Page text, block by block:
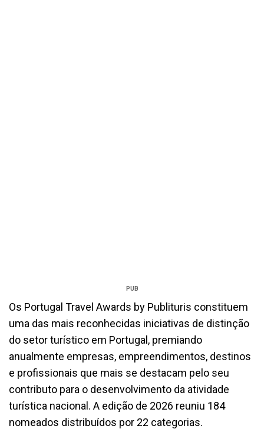
PUB
Os Portugal Travel Awards by Publituris constituem
uma das mais reconhecidas iniciativas de distinção
do setor turístico em Portugal, premiando
anualmente empresas, empreendimentos, destinos
e profissionais que mais se destacam pelo seu
contributo para o desenvolvimento da atividade
turística nacional. A edição de 2026 reuniu 184
nomeados distribuídos por 22 categorias.